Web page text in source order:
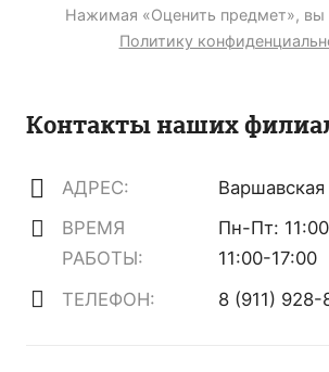
Нажимая «Оценить предмет», вы
Политику
Контакты наших
АДРЕС:
ВРЕМЯ
РАБОТЫ:
Пн-Пт:
11:00-17:00
ТЕЛЕФОН:
8 (911)